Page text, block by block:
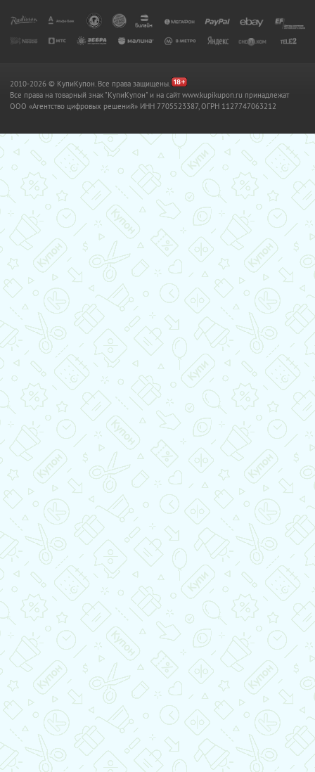
2010-2026 © КупиКупон. Все права защищены.
Все права на товарный знак "КупиКупон" и на сайт www.kupikupon.ru принадлежат
OOO «Агентство цифровых решений» ИНН 7705523387, ОГРН 1127747063212